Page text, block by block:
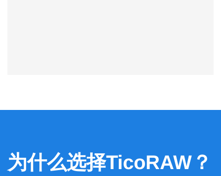
为什么选择TicoRAW？